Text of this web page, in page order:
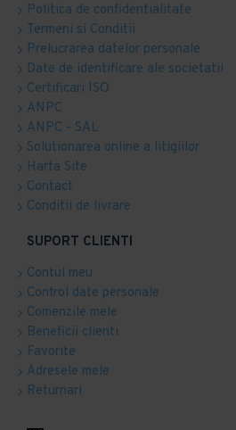
Politica de confidentialitate
Termeni si Conditii
Prelucrarea datelor personale
Date de identificare ale societatii
Certificari ISO
ANPC
ANPC - SAL
Solutionarea online a litigiilor
Harta Site
Contact
Conditii de livrare
SUPORT CLIENTI
Contul meu
Control date personale
Comenzile mele
Beneficii clienti
Favorite
Adresele mele
Returnari